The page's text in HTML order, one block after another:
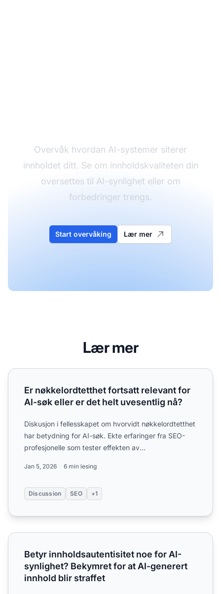
Overvåk hvordan AI-systemer siterer
innholdet ditt. Se om innholdskvaliteten din
oversettes til AI-synlighet eller om
forbedringer trengs.
Start overvåking Lær mer
Lær mer
Er nøkkelordtetthet fortsatt relevant for AI-søk eller er det
Er nøkkelordtetthet fortsatt relevant for
AI-søk eller er det helt uvesentlig nå?
Diskusjon i fellesskapet om hvorvidt nøkkelordtetthet
har betydning for AI-søk. Ekte erfaringer fra SEO-
profesjonelle som tester effekten av
Jan 5, 2026 6 min lesing
Discussion SEO +1
Betyr innholdsautentisitet noe for AI-synlighet?
Betyr innholdsautentisitet noe for AI-
synlighet? Bekymret for at AI-generert
innhold blir straffet